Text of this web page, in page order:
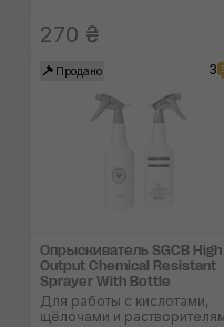
270 ₴
Продано 3
Опрыскиватель SGCB High
Output Chemical Resistant
Sprayer With Bottle
Для работы с кислотами,
щёлочами и